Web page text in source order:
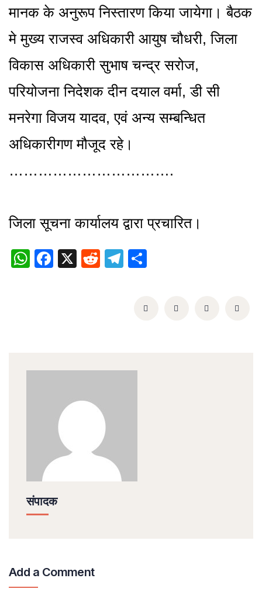
मानक के अनुरूप निस्तारण किया जायेगा। बैठक
मे मुख्य राजस्व अधिकारी आयुष चौधरी, जिला
विकास अधिकारी सुभाष चन्द्र सरोज,
परियोजना निदेशक दीन दयाल वर्मा, डी सी
मनरेगा विजय यादव, एवं अन्य सम्बन्धित
अधिकारीगण मौजूद रहे।
…………………………….
जिला सूचना कार्यालय द्वारा प्रचारित।
WhatsApp
Facebook
X RedditTelegram
संपादक
Add a Comment